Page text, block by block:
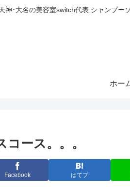
神･大名の美容室switch代表 シャンプー
ホー
ース。。。
Facebook はてブ